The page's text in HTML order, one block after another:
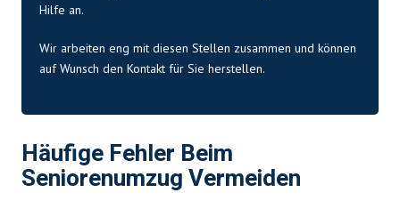
Hilfe an.
Wir arbeiten eng mit diesen Stellen zusammen und können
auf Wunsch den Kontakt für Sie herstellen.
Häufige Fehler Beim
Seniorenumzug Vermeiden